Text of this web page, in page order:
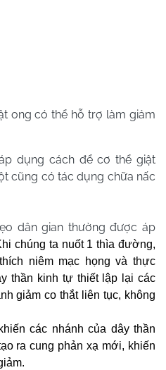
ong có thể hỗ trợ làm giảm
dụng cách để cơ thể giật
cũng có tác dụng chữa nấc
dân gian thường được áp
chúng ta nuốt 1 thìa đường,
niêm mạc họng và thực
thần kinh tự thiết lập lại các
giảm co thắt liên tục, không
các nhánh của dây thần
ra cung phản xạ mới, khiến